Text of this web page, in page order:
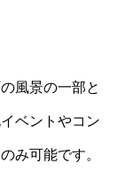
風景の一部と
ベントやコン
み可能です。